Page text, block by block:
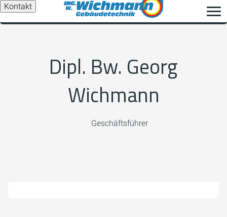
Kontakt
Dipl. Bw. Georg
Wichmann
Geschäftsführer